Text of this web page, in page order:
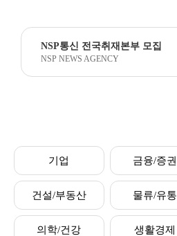
NSP통신 전국취재본부 모집
NSP NEWS AGENCY
기업 금융/증권
건설/부동산 물류/유통
의학/건강 생활경제